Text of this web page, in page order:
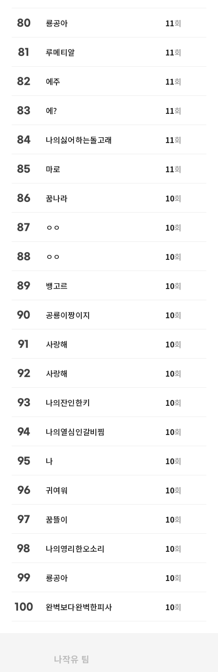
80 룡공아 11회
81 루메티알 11회
82 에주 11회
83 에? 11회
84 나의싫어하는돌고래 11회
85 마로 11회
86 꿈나라 10회
87 ㅇㅇ 10회
88 ㅇㅇ 10회
89 뱅고르 10회
90 공룡이짱이지 10회
91 사랑해 10회
92 사랑해 10회
93 나의잔인한키 10회
94 나의열심인갈비찜 10회
95 나 10회
96 귀여워 10회
97 꿈뜰이 10회
98 나의영리한오소리 10회
99 룡공아 10회
100 완벽보다완벽한피사 10회
나작유 팀